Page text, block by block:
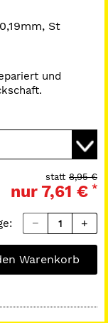
St
und
8,95 €
statt
nur 7,61 € *
Warenkorb